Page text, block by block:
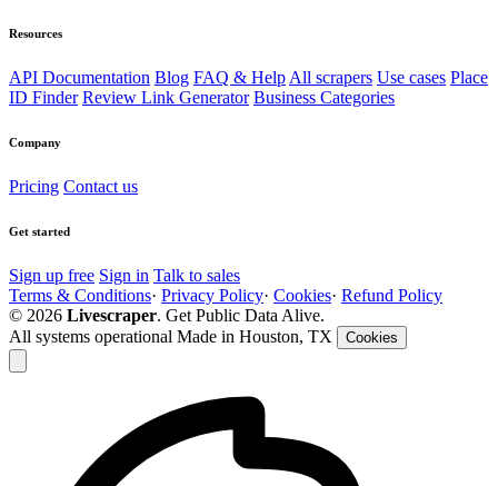
Resources
API Documentation Blog FAQ & Help All scrapers Use cases Place
ID Finder Review Link Generator Business Categories
Company
Pricing Contact us
Get started
Sign up free Sign in Talk to sales
Terms & Conditions· Privacy Policy· Cookies· Refund Policy
© 2026 Livescraper. Get Public Data Alive.
All systems operational Made in Houston, TX Cookies